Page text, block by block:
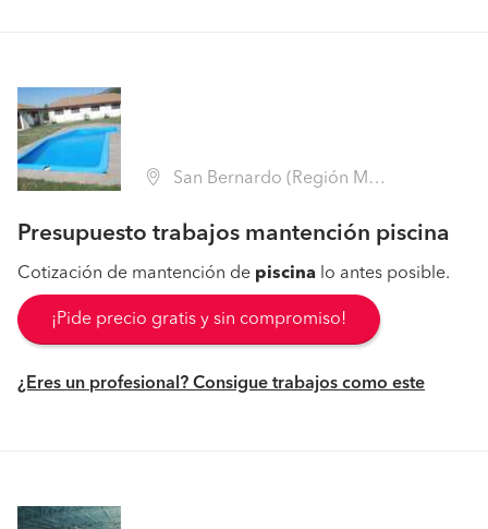
San Bernardo (Región Metropolitana - Maipo)
Presupuesto trabajos mantención piscina
Cotización de mantención de piscina lo antes posible.
¡Pide precio gratis y sin compromiso!
¿Eres un profesional? Consigue trabajos como este